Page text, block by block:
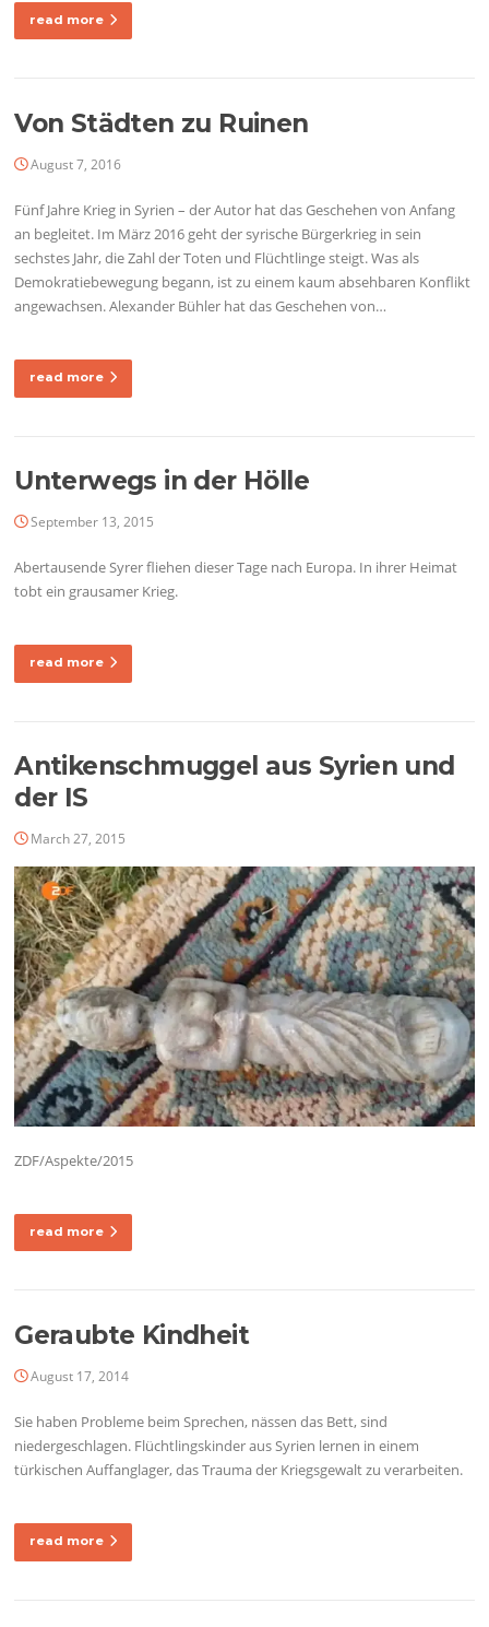
read more
Von Städten zu Ruinen
August 7, 2016
Fünf Jahre Krieg in Syrien – der Autor hat das Geschehen von Anfang
an begleitet. Im März 2016 geht der syrische Bürgerkrieg in sein
sechstes Jahr, die Zahl der Toten und Flüchtlinge steigt. Was als
Demokratiebewegung begann, ist zu einem kaum absehbaren Konflikt
angewachsen. Alexander Bühler hat das Geschehen von…
read more
Unterwegs in der Hölle
September 13, 2015
Abertausende Syrer fliehen dieser Tage nach Europa. In ihrer Heimat
tobt ein grausamer Krieg.
read more
Antikenschmuggel aus Syrien und
der IS
March 27, 2015
ZDF/Aspekte/2015
read more
Geraubte Kindheit
August 17, 2014
Sie haben Probleme beim Sprechen, nässen das Bett, sind
niedergeschlagen. Flüchtlingskinder aus Syrien lernen in einem
türkischen Auffanglager, das Trauma der Kriegsgewalt zu verarbeiten.
read more